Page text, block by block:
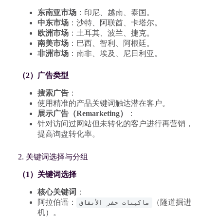
东南亚市场：印尼、越南、泰国。
中东市场：沙特、阿联酋、卡塔尔。
欧洲市场：土耳其、波兰、捷克。
南美市场：巴西、智利、阿根廷。
非洲市场：南非、埃及、尼日利亚。
（2）广告类型
搜索广告：
使用精准的产品关键词触达潜在客户。
展示广告（Remarketing）
：
针对访问过网站但未转化的客户进行再营销，
提高询盘转化率。
2. 关键词选择与分组
（1）关键词选择
核心关键词 ：
阿拉伯语：
ماكينات حفر الأنفاق
（隧道掘进
机）。